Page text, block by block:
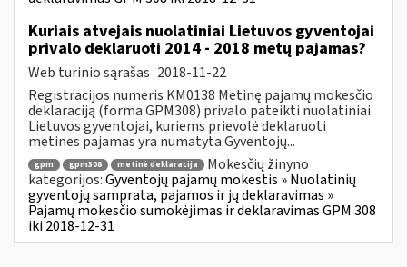
Kuriais atvejais nuolatiniai Lietuvos gyventojai
privalo deklaruoti 2014 - 2018 metų pajamas?
Web turinio sąrašas 2018-11-22
Registracijos numeris KM0138 Metinę pajamų mokesčio
deklaraciją (forma GPM308) privalo pateikti nuolatiniai
Lietuvos gyventojai, kuriems prievolė deklaruoti
metines pajamas yra numatyta Gyventojų...
gpm gpm308 metinė deklaracija
Mokesčių žinyno
kategorijos:Gyventojų pajamų mokestis » Nuolatinių
gyventojų samprata, pajamos ir jų deklaravimas »
Pajamų mokesčio sumokėjimas ir deklaravimas GPM 308
iki 2018-12-31